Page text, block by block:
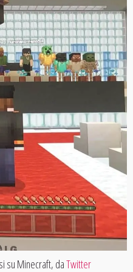
su Minecraft, daTwitter